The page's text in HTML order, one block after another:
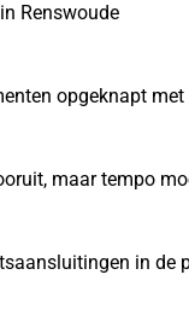
Renswoude
opgeknapt
maar tempo
in de